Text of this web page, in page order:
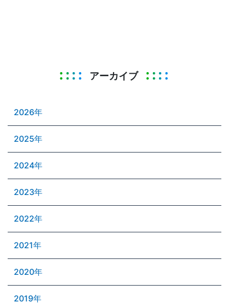
アーカイブ
2026年
2025年
2024年
2023年
2022年
2021年
2020年
2019年